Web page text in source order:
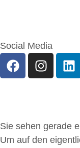
Social Media
Sie sehen gerade
Um auf den